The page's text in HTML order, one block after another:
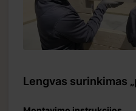
Lengvas surinkimas